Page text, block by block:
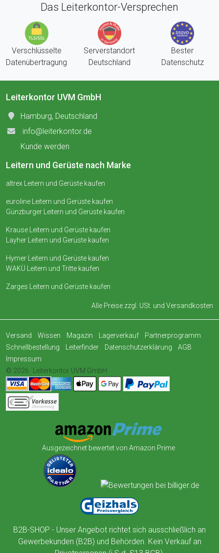
Das Leiterkontor-Versprechen
Verschlüsselte
Datenübertragung
Serverstandort
Deutschland
Bester
Datenschutz
Leiterkontor UVM GmbH
Hamburg, Deutschland
info@leiterkontor.de
Kunde werden
Leitern und Gerüste nach Marke
altrex Leitern und Gerüste kaufen
euroline Leitern und Gerüste kaufen
Günzburger Leitern und Gerüste kaufen
Krause Leitern und Gerüste kaufen
Layher Leitern und Gerüste kaufen
Hymer Leitern und Gerüste kaufen
WAKÜ Leitern und Tritte kaufen
Zarges Leitern und Gerüste kaufen
Alle Preise zzgl. USt. und Versandkosten
Versand Wissen Magazin Lagerverkauf
Partnerprogramm
Schnellbestellung
Leiterfinder Datenschutzerklärung
AGB
Impressum
© 2026
Leiterkontor UVM GmbH
Ausgezeichnet bewertet von Amazon Prime
B2B-SHOP - Unser Angebot richtet sich ausschließlich an
Gewerbekunden (B2B) und Behörden. Kein Verkauf an